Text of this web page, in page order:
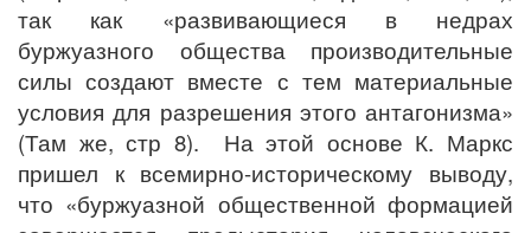
так как «развивающиеся в недрах
буржуазного общества производительные
силы создают вместе с тем материальные
условия для разрешения этого антагонизма»
(Там же, стр 8). На этой основе К. Маркс
пришел к всемирно-историческому выводу,
что «буржуазной общественной формацией